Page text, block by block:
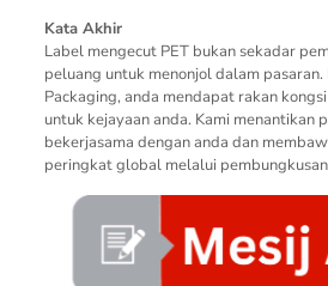
Kata Akhir
Label mengecut PET bukan sekadar
peluang untuk menonjol dalam pasaran.
Packaging, anda mendapat rakan
untuk kejayaan anda. Kami menantikan
bekerjasama dengan anda dan
peringkat global melalui